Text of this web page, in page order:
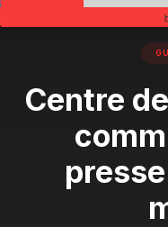
Accueil ›
Centre